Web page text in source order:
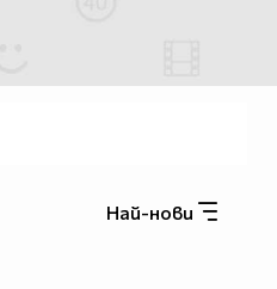
Най-нови